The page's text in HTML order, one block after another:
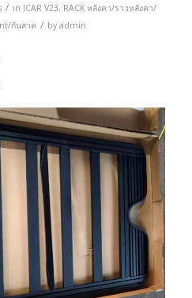
/ in ICAR V23, RACK หลังคา/ราวหลังคา/
กันสาด / by admin